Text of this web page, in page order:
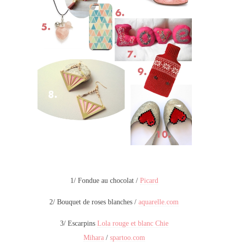
1/ Fondue au chocolat / Picard
2/ Bouquet de roses blanches / aquarelle.com
3/ Escarpins Lola rouge et blanc Chie
Mihara/ spartoo.com